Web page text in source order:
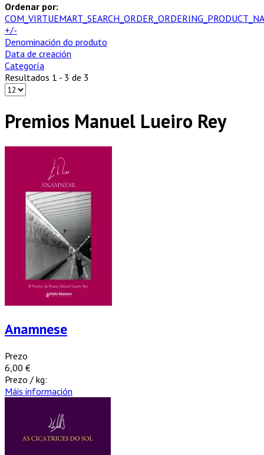
Ordenar por:
+/-
Denominación do produto
Data de creación
Categoría
Resultados 1 - 3 de 3
Premios Manuel Lueiro Rey
Anamnese
Prezo
6,00 €
Prezo / kg:
Máis información